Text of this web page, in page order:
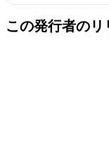
この発行者のリ